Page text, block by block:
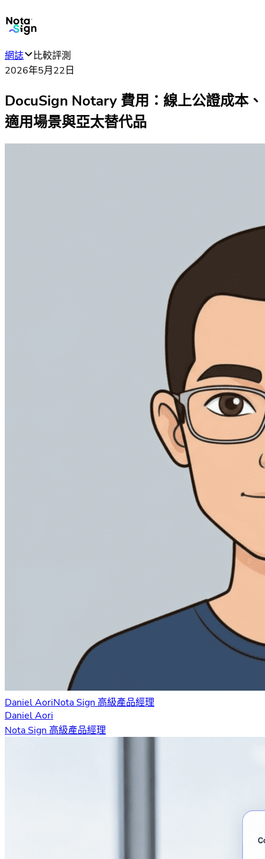
網誌
比較評測
2026年5月22日
DocuSign Notary 費用：線上公證成本、
適用場景與亞太替代品
Daniel AoriNota Sign 高級產品經理
Daniel Aori
Nota Sign 高級產品經理